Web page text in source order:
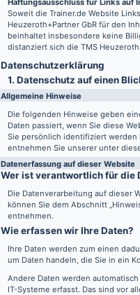
Haftungsausschluss für Links auf
Soweit die Trainer.de Website
Heuzeroth+Partner GbR für den
beinhaltet insbesondere keine
distanziert sich die TMS
Datenschutz­erklärung
1. Datenschutz auf einen
Allgemeine Hinweise
Die folgenden Hinweise geben
Daten passiert, wenn Sie diese
Sie persönlich identifiziert werden
entnehmen Sie unserer unter
Datenerfassung auf dieser Website
Wer ist verantwortlich für die
Die Datenverarbeitung auf dieser
können Sie dem Abschnitt
entnehmen.
Wie erfassen wir Ihre Daten?
Ihre Daten werden zum einen
um Daten handeln, die Sie in ein
Andere Daten werden
IT-Systeme erfasst. Das sind vor